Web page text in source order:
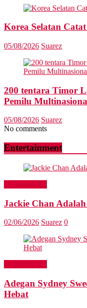
Korea Selatan
05/08/2026 Suarez
200 tentara Timor
Pemilu
05/08/2026 Suarez
No comments
Entertainment
Jackie Chan
02/06/2026 Suarez 0
Adegan Sydney
Hebat